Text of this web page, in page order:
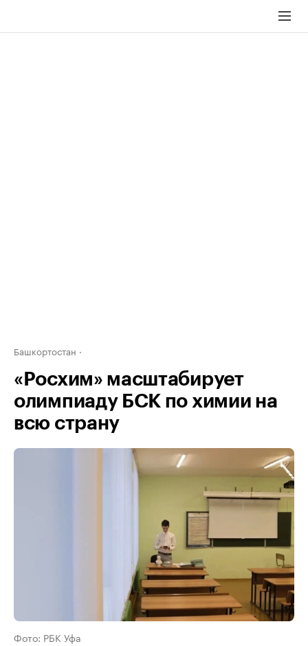
Башкортостан
«Росхим» масштабирует
олимпиаду БСК по химии на
всю страну
Фото: РБК Уфа